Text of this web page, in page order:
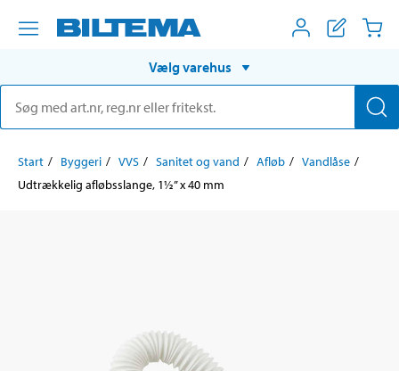
Vælg varehus
Start Byggeri VVS Sanitet og vand Afløb
Vandlåse
Udtrækkelig afløbsslange, 1½” x 40 mm